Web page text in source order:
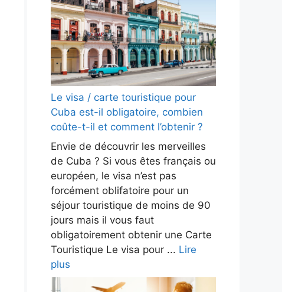
Le visa / carte touristique pour
Cuba est-il obligatoire, combien
coûte-t-il et comment l’obtenir ?
Envie de découvrir les merveilles
de Cuba ? Si vous êtes français ou
européen, le visa n’est pas
forcément oblifatoire pour un
séjour touristique de moins de 90
jours mais il vous faut
obligatoirement obtenir une Carte
Touristique Le visa pour ... Lire
plus